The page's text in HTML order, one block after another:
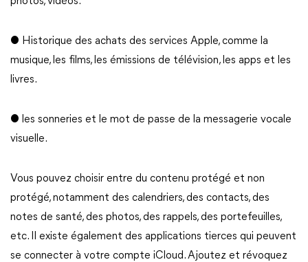
● Historique des achats des services Apple, comme la
musique, les films, les émissions de télévision, les apps et les
livres.
● les sonneries et le mot de passe de la messagerie vocale
visuelle.
Vous pouvez choisir entre du contenu protégé et non
protégé, notamment des calendriers, des contacts, des
notes de santé, des photos, des rappels, des portefeuilles,
etc. Il existe également des applications tierces qui peuvent
se connecter à votre compte iCloud. Ajoutez et révoquez